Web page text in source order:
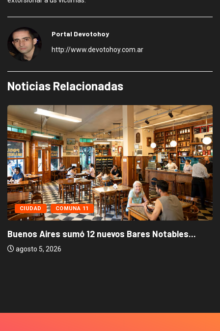
Portal Devotohoy
http://www.devotohoy.com.ar
Noticias Relacionadas
CIUDAD COMUNA 11
Buenos Aires sumó 12 nuevos Bares Notables...
agosto 5, 2026